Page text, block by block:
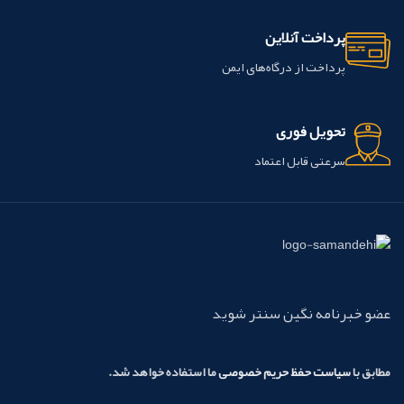
پرداخت آنلاین
پرداخت از درگاه‌های ایمن
تحویل فوری
سرعتی قابل اعتماد
عضو خبرنامه نگین سنتر شوید
مطابق باسیاست حفظ حریم خصوصیما استفاده خواهد شد.